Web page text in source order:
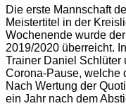
Die erste Mannschaft
Meistertitel in der
Wochenende wurde
2019/2020 überreicht.
Trainer Daniel Schlüter
Corona-Pause, welche
Nach Wertung der
ein Jahr nach dem